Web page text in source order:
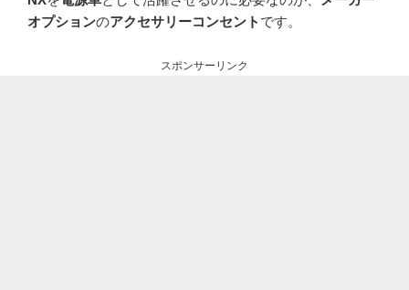
オプションのアクセサリーコンセント です。
スポンサーリンク